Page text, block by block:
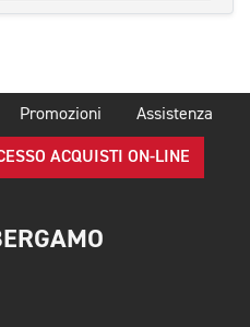
Promozioni Assistenza
ACQUISTI ON-LINE